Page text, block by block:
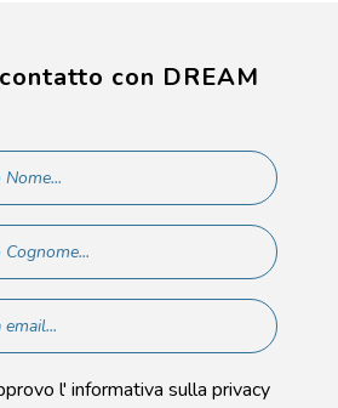
con DREAM
l' informativa sulla privacy